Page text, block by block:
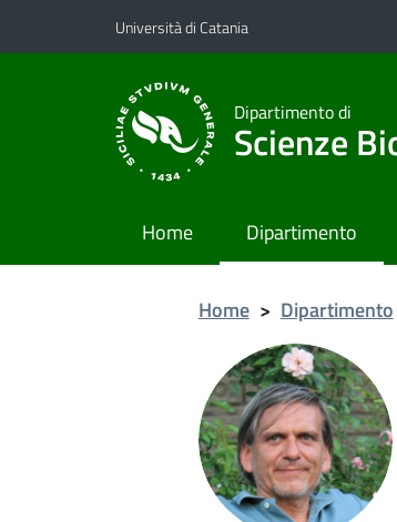
Vai al contenuto principale
Vai al menu di navigazione
Università di Catania
Dipartimento di
Scienze
Home Dipartimento
Home > Dipartimento